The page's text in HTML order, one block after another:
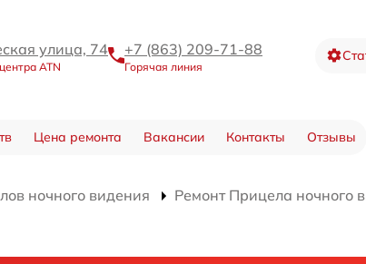
улица, 74
ATN
+7 (863) 209-71-88
Горячая линия
Цена ремонта Вакансии Контакты Отзывы
ночного видения
Ремонт Прицела ночного